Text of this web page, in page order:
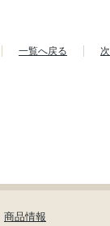
一覧へ戻る
商品情報